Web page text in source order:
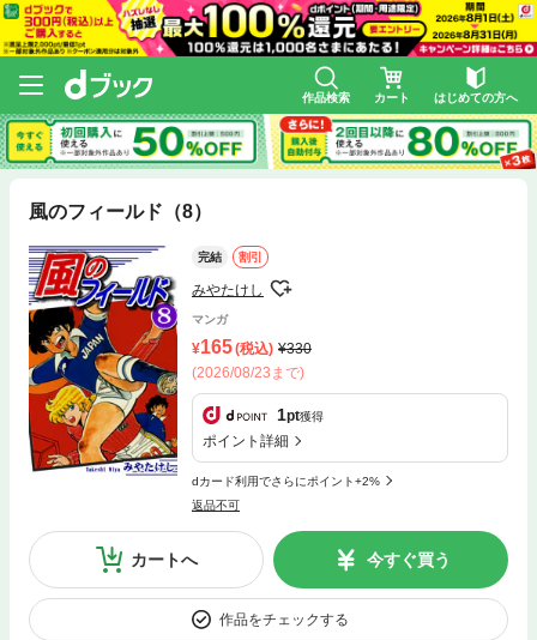
作品検索 カート はじめての方へ
風のフィールド（8）
完結 割引
みやたけし
マンガ
165(税込)
330
(2026/08/23まで)
1pt獲得
ポイント詳細
dカード利用でさらにポイント+2%
返品不可
カートへ 今すぐ買う
作品をチェックする